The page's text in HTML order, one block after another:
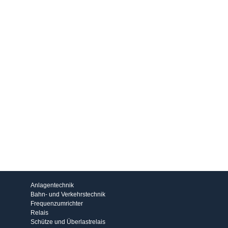
Anlagentechnik
Bahn- und Verkehrstechnik
Frequenzumrichter
Relais
Schütze und Überlastrelais